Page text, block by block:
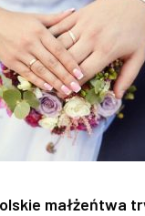
małżeńtwa